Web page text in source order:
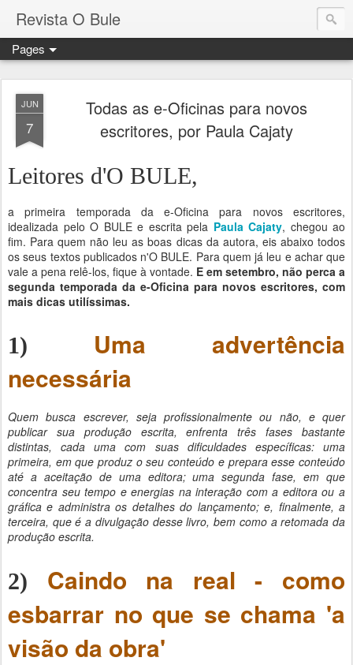
Revista O Bule
Pages
JUN
7
Todas as e-Oficinas para novos
escritores, por Paula Cajaty
Leitores d'O BULE,
a primeira temporada da e-Oficina para novos escritores,
idealizada pelo O BULE e escrita pela Paula Cajaty, chegou ao
fim. Para quem não leu as boas dicas da autora, eis abaixo todos
os seus textos publicados n'O BULE. Para quem já leu e achar que
vale a pena relê-los, fique à vontade. E em setembro, não perca a
segunda temporada da e-Oficina para novos escritores, com
mais dicas utilíssimas.
1) Uma advertência
necessária
Quem busca escrever, seja profissionalmente ou não, e quer
publicar sua produção escrita, enfrenta três fases bastante
distintas, cada uma com suas dificuldades específicas: uma
primeira, em que produz o seu conteúdo e prepara esse conteúdo
até a aceitação de uma editora; uma segunda fase, em que
concentra seu tempo e energias na interação com a editora ou a
gráfica e administra os detalhes do lançamento; e, finalmente, a
terceira, que é a divulgação desse livro, bem como a retomada da
produção escrita.
2) Caindo na real - como
esbarrar no que se chama 'a
visão da obra'